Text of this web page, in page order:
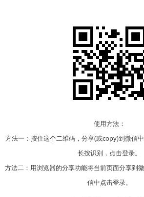
使用方法：
方法一：按住这个二维码，分享(或copy)到微信
长按识别，点击登录。
方法二：用浏览器的分享功能将当前页面分享到
信中点击登录。